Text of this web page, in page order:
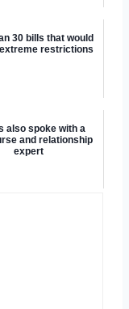
30 bills that would
restrictions
also spoke with a
and relationship
expert